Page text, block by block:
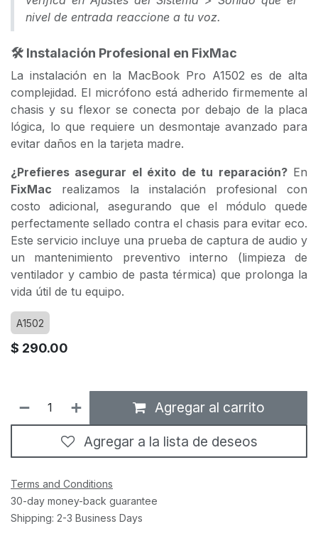
nivel de entrada reaccione a tu voz.
🛠️ Instalación Profesional en FixMac
La instalación en la MacBook Pro A1502 es de alta
complejidad. El micrófono está adherido firmemente al
chasis y su flexor se conecta por debajo de la placa
lógica, lo que requiere un desmontaje avanzado para
evitar daños en la tarjeta madre.
¿Prefieres asegurar el éxito de tu reparación?En
FixMac realizamos la instalación profesional con
costo adicional, asegurando que el módulo quede
perfectamente sellado contra el chasis para evitar eco.
Este servicio incluye una prueba de captura de audio y
un mantenimiento preventivo interno (limpieza de
ventilador y cambio de pasta térmica) que prolonga la
vida útil de tu equipo.
A1502
$ 290.00
Agregar al carrito
Agregar a la lista de deseos
Terms and Conditions
30-day money-back guarantee
Shipping: 2-3 Business Days